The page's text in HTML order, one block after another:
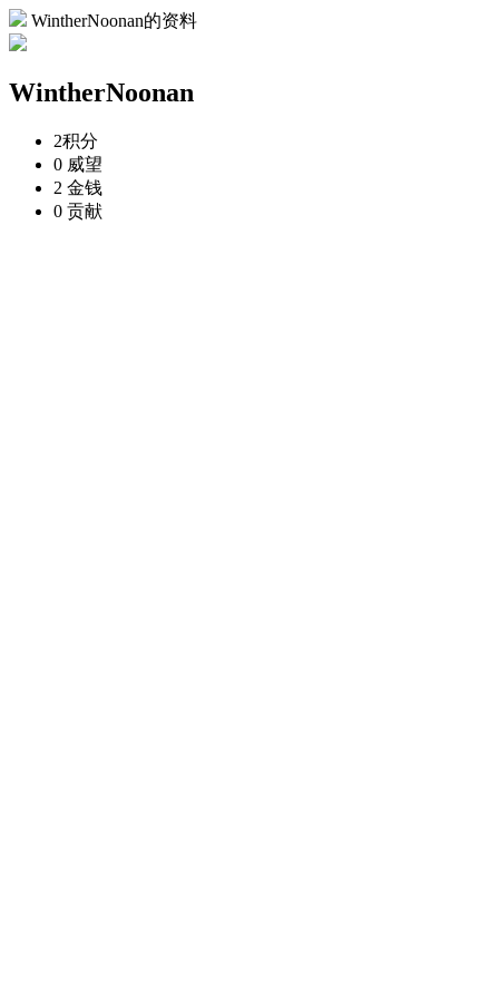
WintherNoonan的资料
WintherNoonan
2积分
0 威望
2 金钱
0 贡献